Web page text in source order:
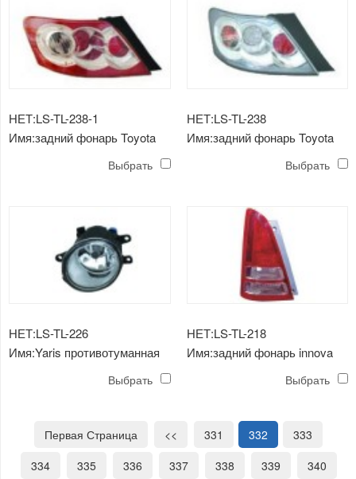
НЕТ:LS-TL-238-1
Имя:задний фонарь Toyota
Выбрать
НЕТ:LS-TL-238
Имя:задний фонарь Toyota
Выбрать
НЕТ:LS-TL-226
Имя:Yaris противотуманная
Выбрать
НЕТ:LS-TL-218
Имя:задний фонарь innova
Выбрать
Первая Страница << 331 332
333
334
335 336 337 338 339
340